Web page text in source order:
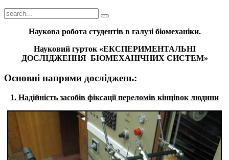
Наукова робота студентів в галузі біомеханіки.
Науковий гурток «ЕКСПЕРИМЕНТАЛЬНІ
ДОСЛІДЖЕННЯ БІОМЕХАНІЧНИХ СИСТЕМ»
Основні напрями досліджень:
1. Надійність засобів фіксації переломів кінцівок людини